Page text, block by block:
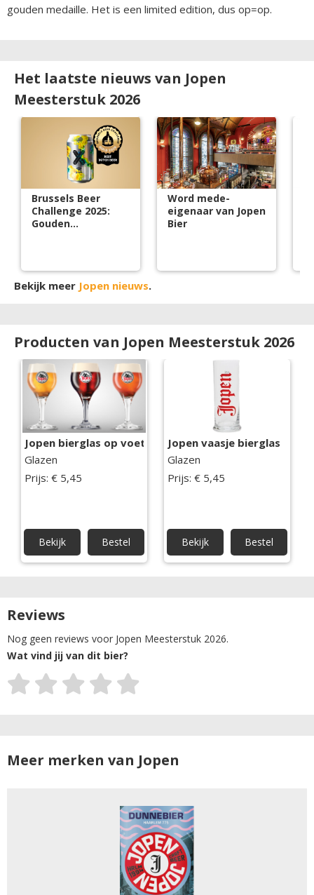
gouden medaille. Het is een limited edition, dus op=op.
Het laatste nieuws van Jopen
Meesterstuk 2026
Brussels Beer
Challenge 2025:
Gouden
Word mede-
eigenaar van Jopen
Bier
Bekijk meer Jopen nieuws.
Producten van Jopen Meesterstuk 2026
Jopen bierglas op voet
Glazen
Prijs: € 5,45
Bekijk Bestel
Jopen vaasje bierglas
Glazen
Prijs: € 5,45
Bekijk Bestel
Reviews
Nog geen reviews voor Jopen Meesterstuk 2026.
Wat vind jij van dit bier?
Meer merken van Jopen